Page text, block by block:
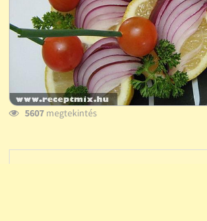
5607megtekintés